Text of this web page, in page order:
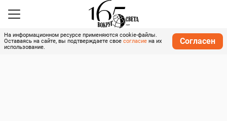
На информационном ресурсе применяются cookie-файлы.
Оставаясь на сайте, вы подтверждаете свое согласие на их
использование.
Согласен